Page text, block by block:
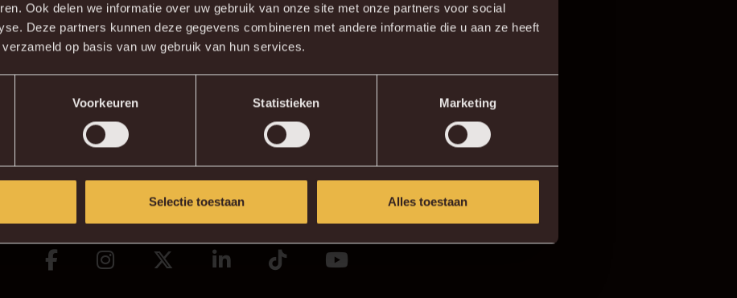
Ook delen we informatie over uw gebruik van onze site met onze partners voor social
Deze partners kunnen deze gegevens combineren met andere informatie die u aan ze heeft
op basis van uw gebruik van hun services.
Voorkeuren Statistieken Marketing
Selectie toestaan Alles toestaan
#TROTSOP